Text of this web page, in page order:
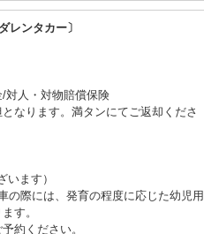
レンタカー〕
対人・対物賠償保険
なります。満タンにてご返却くださ
ます）
の際には、発育の程度に応じた幼児用
す。
約ください。